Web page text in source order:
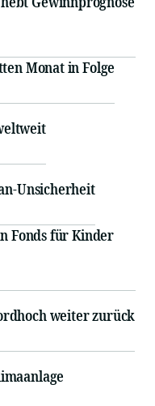
Monat in Folge
Unsicherheit
Fonds für Kinder
weiter zurück